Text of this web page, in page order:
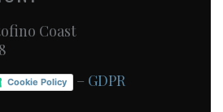
Coast
Cookie Policy – GDPR